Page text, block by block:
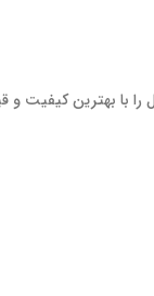
را با بهترین